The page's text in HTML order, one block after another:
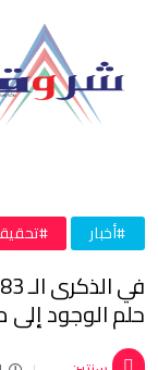
#أخبار
حلم الوجود إلى